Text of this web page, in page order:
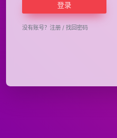
登录
没有账号？ 注册 / 找回密码